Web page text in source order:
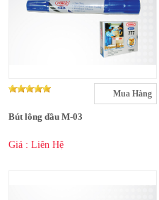
Mua Hàng
Bút lông dầu M-03
Giá : Liên Hệ